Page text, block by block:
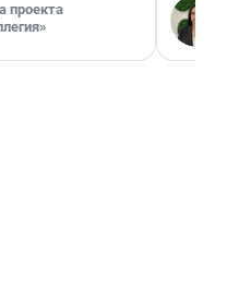
проекта